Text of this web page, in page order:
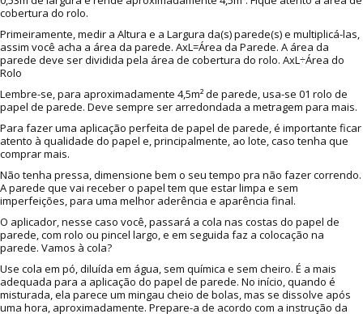
cobertura do rolo.
Primeiramente, medir a Altura e a Largura da(s) parede(s) e multiplicá-las,
assim você acha a área da parede. AxL=Área da Parede. A área da
parede deve ser dividida pela área de cobertura do rolo. AxL÷Área do
Rolo
Lembre-se, para aproximadamente 4,5m² de parede, usa-se 01 rolo de
papel de parede. Deve sempre ser arredondada a metragem para mais.
Para fazer uma aplicação perfeita de papel de parede, é importante ficar
atento à qualidade do papel e, principalmente, ao lote, caso tenha que
comprar mais.
Não tenha pressa, dimensione bem o seu tempo pra não fazer correndo.
A parede que vai receber o papel tem que estar limpa e sem
imperfeições, para uma melhor aderência e aparência final.
O aplicador, nesse caso você, passará a cola nas costas do papel de
parede, com rolo ou pincel largo, e em seguida faz a colocação na
parede. Vamos à cola?
Use cola em pó, diluída em água, sem química e sem cheiro. É a mais
adequada para a aplicação do papel de parede. No início, quando é
misturada, ela parece um mingau cheio de bolas, mas se dissolve após
uma hora, aproximadamente. Prepare-a de acordo com a instrução da